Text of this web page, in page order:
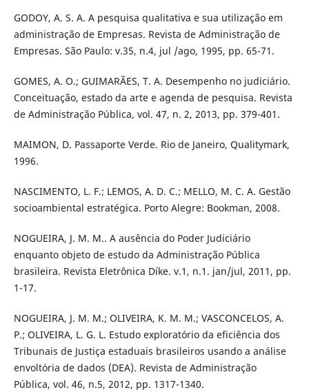
GODOY, A. S. A. A pesquisa qualitativa e sua utilização em
administração de Empresas. Revista de Administração de
Empresas. São Paulo: v.35, n.4, jul /ago, 1995, pp. 65-71.
GOMES, A. O.; GUIMARÃES, T. A. Desempenho no judiciário.
Conceituação, estado da arte e agenda de pesquisa. Revista
de Administração Pública, vol. 47, n. 2, 2013, pp. 379-401.
MAIMON, D. Passaporte Verde. Rio de Janeiro, Qualitymark,
1996.
NASCIMENTO, L. F.; LEMOS, A. D. C.; MELLO, M. C. A. Gestão
socioambiental estratégica. Porto Alegre: Bookman, 2008.
NOGUEIRA, J. M. M.. A ausência do Poder Judiciário
enquanto objeto de estudo da Administração Pública
brasileira. Revista Eletrônica Díke. v.1, n.1. jan/jul, 2011, pp.
1-17.
NOGUEIRA, J. M. M.; OLIVEIRA, K. M. M.; VASCONCELOS, A.
P.; OLIVEIRA, L. G. L. Estudo exploratório da eficiência dos
Tribunais de Justiça estaduais brasileiros usando a análise
envoltória de dados (DEA). Revista de Administração
Pública, vol. 46, n.5, 2012, pp. 1317-1340.